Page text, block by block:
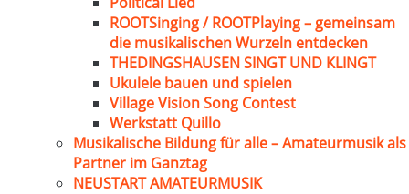
ROOTSinging / ROOTPlaying – gemeinsam
die musikalischen Wurzeln entdecken
THEDINGSHAUSEN SINGT UND KLINGT
Ukulele bauen und spielen
Village Vision Song Contest
Werkstatt Quillo
Musikalische Bildung für alle – Amateurmusik als
Partner im Ganztag
NEUSTART AMATEURMUSIK